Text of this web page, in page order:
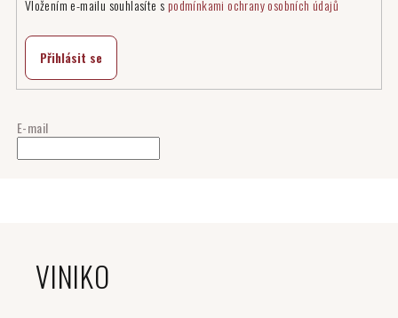
E-mail
Vložením e-mailu souhlasíte s podmínkami ochrany osobních údajů
Přihlásit se
VINIKO